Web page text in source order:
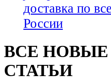
доставка по
России
ВСЕ НОВЫЕ
СТАТЬИ